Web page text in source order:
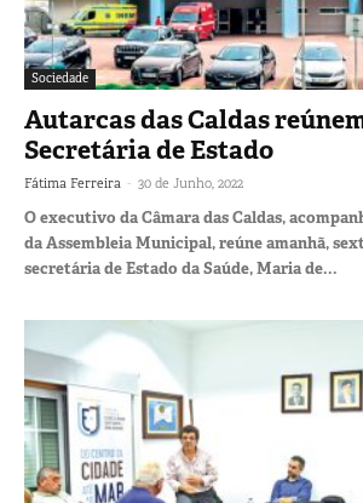
Sociedade
Autarcas das Caldas
Secretária de Estado
Fátima Ferreira - 30 de Junho, 2022
O executivo da Câmara das Caldas,
da Assembleia Municipal, reúne amanhã,
secretária de Estado da Saúde, Maria de...